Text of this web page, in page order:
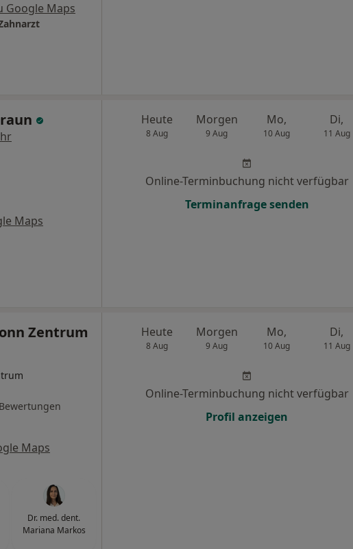
Google Maps
Maps
Heute
8 Aug
Morgen
9 Aug
Mo,
10 Aug
Di,
11 Aug
Online-Terminbuchung nicht verfügbar
Terminanfrage senden
Zentrum
Maps
Dr. med. dent.
Mariana Markos
Heute
8 Aug
Morgen
9 Aug
Mo,
10 Aug
Di,
11 Aug
Online-Terminbuchung nicht verfügbar
Profil anzeigen